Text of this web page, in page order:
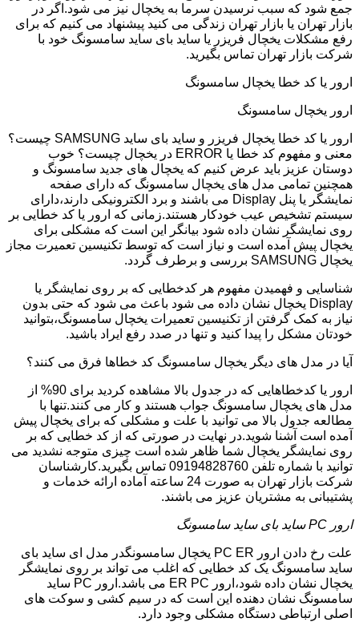
جمع شود که سبب نرسیدن سرما به یخچال نیز می شود.اگر در
بازار تهران یا بازار تهران زندگی می کنید پیشنهاد می کنیم که برای
رفع مشکلات یخچال فریزر یا ساید بای ساید سامسونگ خود با
شرکت بازار تهران تماس بگیرید.
ارور یا کد خطا یخچال سامسونگ
ارور یخچال سامسونگ
ارور یا کد خطا یخچال فریزر و ساید بای ساید SAMSUNG چیست؟
معنی و مفهوم کد خطا یا ERROR در یخچال چیست؟ خوب
دوستان عزیز باید عرض کنیم که یخچال های جدید سامسونگ و
همچنین تمامی مدل های یخچال سامسونگ که دارای صفحه
نمایشگر یا پنل Display می باشند و برد الکترونیکی دارند،دارای
سیستم تشخیص عیب خودکار هستند.زمانی که ارور یا کد خطایی بر
روی نمایشگر نشان داده شود بیانگر این است که مشکلی برای
یخچال پیش آمده است و نیاز است که توسط تکنیسین تعمیرت مجاز
یخچال SAMSUNG بررسی و برطرف گردد.
شناسایی و فهمیدن مفهوم هر کدخطایی که بر روی نمایشگر یا
Display یخچال نشان داده می شود باعث می شود که حتی بدون
نیاز به کمک گرفتن از تکنیسین تعمیرات یخچال سامسونگ،بتوانید
خودتان مشکل را پیدا کنید و تنها در صدد رفع ایراد باشید.
آیا در مدل های دیگر یخچال سامسونگ کد خطاها فرق می کنند؟
ارور یا کدخطاهایی که در جدول بالا مشاهده کردید برای 90% از
مدل های یخچال سامسونگ جواب هستند و کار می کنند.تنها با
مطالعه جدول بالا می توانید با علت و مشکلی که برای یخچال پیش
آمده است آشنا شوید.در نهایت در صورتی که از کد خطایی که بر
روی نمایشگر یخچال شما ظاهر شده است چیزی متوجه نشدید می
توانید با شماره تلفن 09194828760 تماس بگیرید.کارشناسان
شرکت بازار تهران به صورت 24 ساعته آماده ارائه خدمات و
پشتیبانی به مشتریان عزیز می باشند.
ارور PC ساید بای ساید سامسونگ
علت رخ دادن ارور PC ER یخچال سامسونگدر مدل ای ساید بای
ساید سامسونگ یک کد خطایی که اغلب می تواند بر روی نمایشگر
یخچال نشان داده شود،ارور ER PC می باشد.ارور PC ساید
سامسونگ نشان دهنده این است که در سیم کشی و سوکت های
اصلی ارتباطی دستگاه مشکلی وجود دارد.